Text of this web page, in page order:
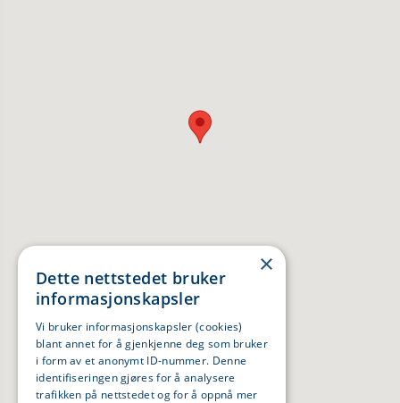
×
Dette nettstedet bruker
informasjonskapsler
Vi bruker informasjonskapsler (cookies)
blant annet for å gjenkjenne deg som bruker
i form av et anonymt ID-nummer. Denne
identifiseringen gjøres for å analysere
trafikken på nettstedet og for å oppnå mer